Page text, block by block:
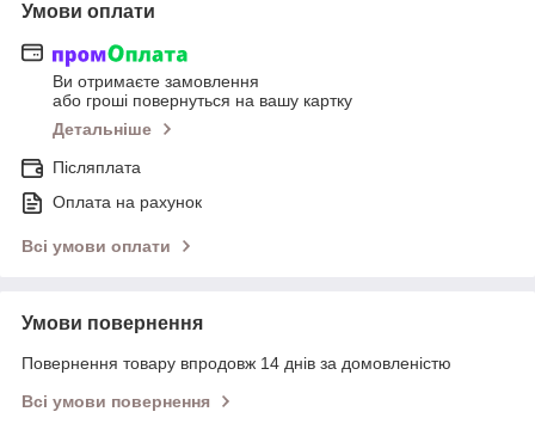
Умови оплати
Ви отримаєте замовлення
або гроші повернуться на вашу картку
Детальніше
Післяплата
Оплата на рахунок
Всі умови оплати
Умови повернення
Повернення товару впродовж 14 днів за домовленістю
Всі умови повернення